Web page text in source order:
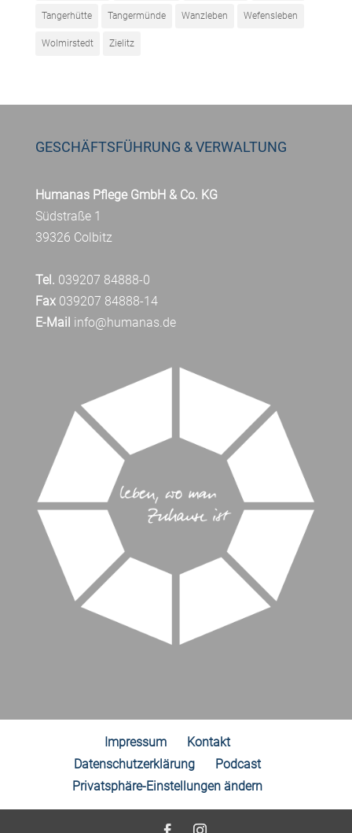
Tangerhütte Tangermünde Wanzleben Wefensleben
Wolmirstedt Zielitz
GESCHÄFTSFÜHRUNG & VERWALTUNG
Humanas Pflege GmbH & Co. KG
Südstraße 1
39326 Colbitz
Tel. 039207 84888-0
Fax039207 84888-14
E-Mail info@humanas.de
Impressum
Kontakt
Datenschutzerklärung
Podcast
Privatsphäre-Einstellungen ändern